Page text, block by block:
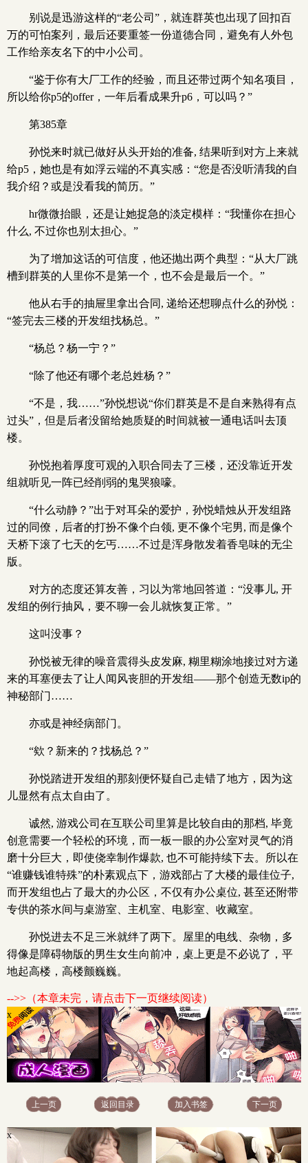
别说是迅游这样的“老公司”，就连群英也出现了回扣百
万的可怕案列，最后还要重签一份道德合同，避免有人外包
工作给亲友名下的中小公司。
“鉴于你有大厂工作的经验，而且还带过两个知名项目，
所以给你p5的offer，一年后看成果升p6，可以吗？”
第385章
孙悦来时就已做好从头开始的准备, 结果听到对方上来就
给p5，她也是有如浮云端的不真实感：“您是否没听清我的自
我介绍？或是没看我的简历。”
hr微微抬眼，还是让她捉急的淡定模样：“我懂你在担心
什么, 不过你也别太担心。”
为了增加这话的可信度，他还抛出两个典型：“从大厂跳
槽到群英的人里你不是第一个，也不会是最后一个。”
他从右手的抽屉里拿出合同, 递给还想聊点什么的孙悦：
“签完去三楼的开发组找杨总。”
“杨总？杨一宁？”
“除了他还有哪个老总姓杨？”
“不是，我……”孙悦想说“你们群英是不是自来熟得有点
过头”，但是后者没留给她质疑的时间就被一通电话叫去顶
楼。
孙悦抱着厚度可观的入职合同去了三楼，还没靠近开发
组就听见一阵已经削弱的鬼哭狼嚎。
“什么动静？”出于对耳朵的爱护，孙悦蜡烛从开发组路
过的同僚，后者的打扮不像个白领, 更不像个宅男, 而是像个
天桥下滚了七天的乞丐……不过是浑身散发着香皂味的无尘
版。
对方的态度还算友善，习以为常地回答道：“没事儿, 开
发组的例行抽风，要不聊一会儿就恢复正常。”
这叫没事？
孙悦被无律的噪音震得头皮发麻, 糊里糊涂地接过对方递
来的耳塞便去了让人闻风丧胆的开发组——那个创造无数ip的
神秘部门……
亦或是神经病部门。
“欸？新来的？找杨总？”
孙悦踏进开发组的那刻便怀疑自己走错了地方，因为这
儿显然有点太自由了。
诚然, 游戏公司在互联公司里算是比较自由的那档, 毕竟
创意需要一个轻松的环境，而一板一眼的办公室对灵气的消
磨十分巨大，即使侥幸制作爆款, 也不可能持续下去。所以在
“谁赚钱谁特殊”的朴素观点下，游戏部占了大楼的最佳位子,
而开发组也占了最大的办公区，不仅有办公桌位, 甚至还附带
专供的茶水间与桌游室、主机室、电影室、收藏室。
孙悦进去不足三米就绊了两下。屋里的电线、杂物，多
得像是障碍物版的男生女生向前冲，桌上更是不必说了，平
地起高楼，高楼颤巍巍。
-->>（本章未完，请点击下一页继续阅读）
x
上一页 返回目录 加入书签 下一页
x